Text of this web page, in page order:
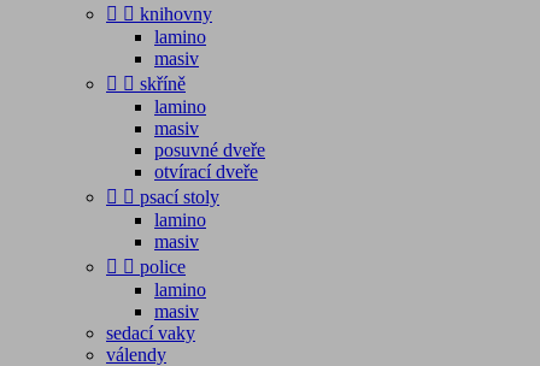
  knihovny
lamino
masiv
  skříně
lamino
masiv
posuvné dveře
otvírací dveře
  psací stoly
lamino
masiv
  police
lamino
masiv
sedací vaky
válendy